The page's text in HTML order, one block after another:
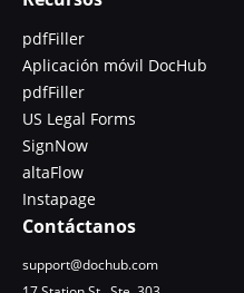
pdfFiller
Aplicación móvil DocHub
pdfFiller
US Legal Forms
SignNow
altaFlow
Instapage
Contáctanos
support@dochub.com